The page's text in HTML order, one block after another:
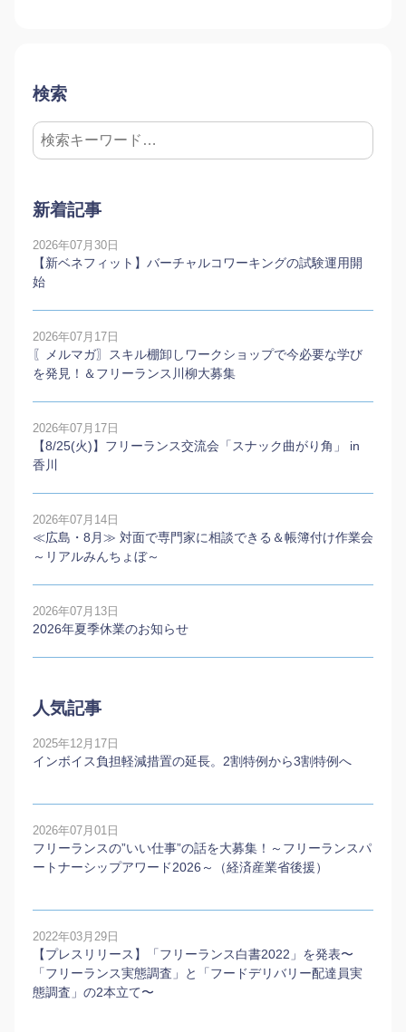
検索
新着記事
2026年07月30日
【新ベネフィット】バーチャルコワーキングの試験運用開
始
2026年07月17日
〖メルマガ〗スキル棚卸しワークショップで今必要な学び
を発見！＆フリーランス川柳大募集
2026年07月17日
【8/25(火)】フリーランス交流会「スナック曲がり角」 in
香川
2026年07月14日
≪広島・8月≫ 対面で専門家に相談できる＆帳簿付け作業会
～リアルみんちょぼ～
2026年07月13日
2026年夏季休業のお知らせ
人気記事
2025年12月17日
インボイス負担軽減措置の延長。2割特例から3割特例へ
2026年07月01日
フリーランスの”いい仕事”の話を大募集！～フリーランスパ
ートナーシップアワード2026～（経済産業省後援）
2022年03月29日
【プレスリリース】「フリーランス白書2022」を発表〜
「フリーランス実態調査」と「フードデリバリー配達員実
態調査」の2本⽴て〜